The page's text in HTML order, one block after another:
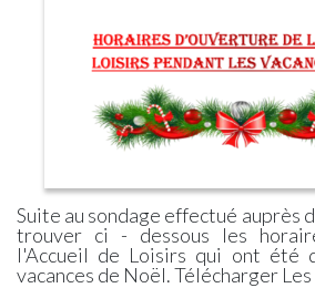
Suite au sondage effectué auprès
trouver ci - dessous les
l'Accueil de Loisirs qui ont été
vacances de Noël. Télécharger